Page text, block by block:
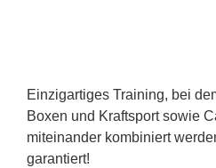
Einzigartiges Training, bei
Boxen und Kraftsport sowie
miteinander kombiniert
garantiert!